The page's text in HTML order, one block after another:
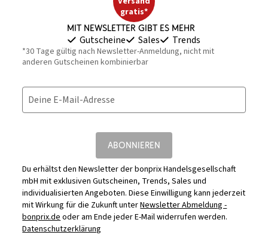
gratis*
Mit Newsletter gibt es mehr
Gutscheine Sales Trends
*30 Tage gültig nach Newsletter-Anmeldung, nicht mit
anderen Gutscheinen kombinierbar
Deine E-Mail-Adresse
ABONNIEREN
Du erhältst den Newsletter der bonprix Handelsgesellschaft
mbH mit exklusiven Gutscheinen, Trends, Sales und
individualisierten Angeboten. Diese Einwilligung kann jederzeit
mit Wirkung für die Zukunft unterNewsletter Abmeldung -
bonprix.deoder am Ende jeder E-Mail widerrufen werden.
Datenschutzerklärung